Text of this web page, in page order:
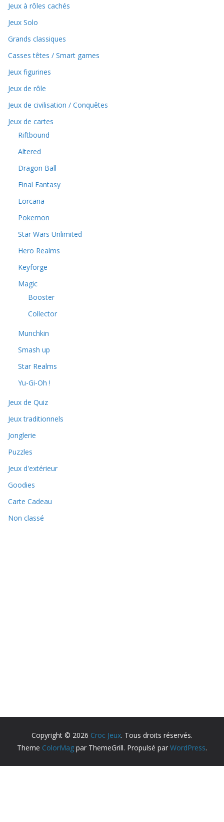
Jeux à rôles cachés
Jeux Solo
Grands classiques
Casses têtes / Smart games
Jeux figurines
Jeux de rôle
Jeux de civilisation / Conquêtes
Jeux de cartes
Riftbound
Altered
Dragon Ball
Final Fantasy
Lorcana
Pokemon
Star Wars Unlimited
Hero Realms
Keyforge
Magic
Booster
Collector
Munchkin
Smash up
Star Realms
Yu-Gi-Oh !
Jeux de Quiz
Jeux traditionnels
Jonglerie
Puzzles
Jeux d'extérieur
Goodies
Carte Cadeau
Non classé
Copyright © 2026 Croc Jeux. Tous droits réservés.
Theme ColorMag par ThemeGrill. Propulsé par WordPress.